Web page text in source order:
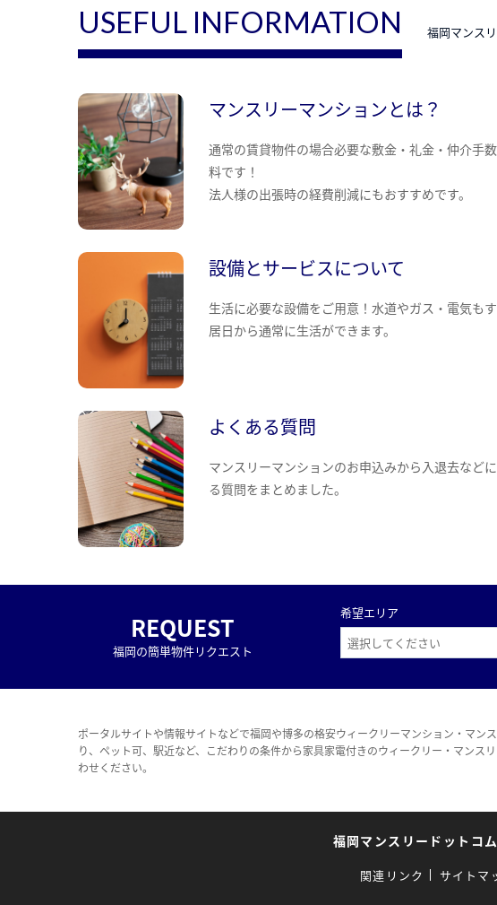
USEFUL INFORMATION 福岡マンス
マンスリーマンションとは？
通常の賃貸物件の場合必要な敷金・礼金・仲介手
料です！
法人様の出張時の経費削減にもおすすめです。
設備とサービスについて
生活に必要な設備をご用意！水道やガス・電気も
居日から通常に生活ができます。
よくある質問
マンスリーマンションのお申込みから入退去など
る質問をまとめました。
REQUEST
福岡の簡単物件リクエスト
希望エリア
ポータルサイトや情報サイトなどで福岡や博多の格安ウィークリーマンション・マ
り、ペット可、駅近など、こだわりの条件から家具家電付きのウィークリー・マン
わせください。
福岡マンスリードットコム
関連リンク サイトマ